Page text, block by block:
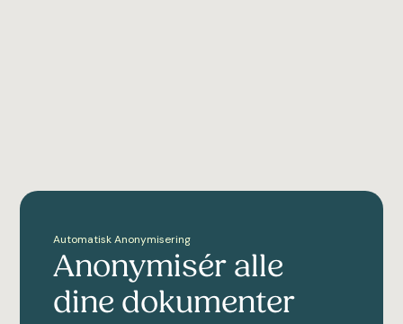
Automatisk Anonymisering
Anonymisér alle
dine dokumenter